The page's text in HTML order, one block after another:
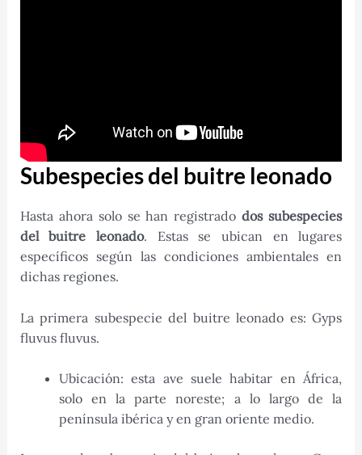
Subespecies del buitre leonado
Hasta ahora solo se han registradodos subespecies
del buitre leonado. Estas se ubican en lugares
específicos según las condiciones ambientales en
dichas regiones.
La primera subespecie del buitre leonado es: Gyps
fluvus fluvus.
Ubicación: esta ave suele habitar en África,
solo en la parte noreste; a lo largo de la
península ibérica y en gran oriente medio.